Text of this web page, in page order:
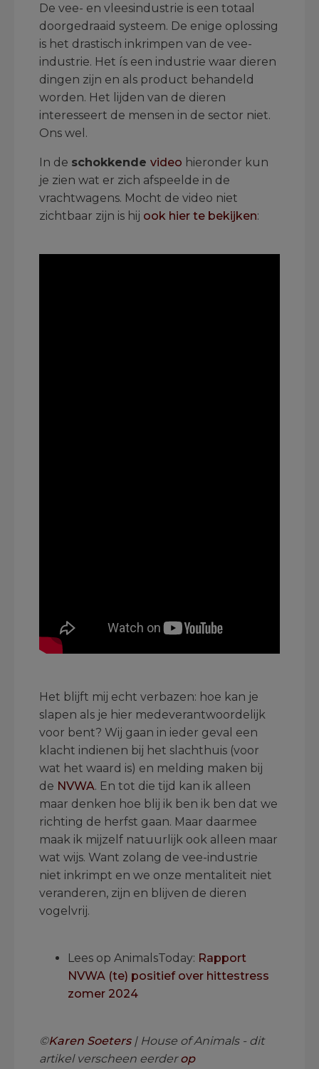
De vee- en vleesindustrie is een totaal
doorgedraaid systeem. De enige oplossing
is het drastisch inkrimpen van de vee-
industrie. Het ís een industrie waar dieren
dingen zijn en als product behandeld
worden. Het lijden van de dieren
interesseert de mensen in de sector niet.
Ons wel.
In de schokkende video hieronder kun
je zien wat er zich afspeelde in de
vrachtwagens. Mocht de video niet
zichtbaar zijn is hij ook hier te bekijken:
Het blijft mij echt verbazen: hoe kan je
slapen als je hier medeverantwoordelijk
voor bent? Wij gaan in ieder geval een
klacht indienen bij het slachthuis (voor
wat het waard is) en melding maken bij
de NVWA. En tot die tijd kan ik alleen
maar denken hoe blij ik ben ik ben dat we
richting de herfst gaan. Maar daarmee
maak ik mijzelf natuurlijk ook alleen maar
wat wijs. Want zolang de vee-industrie
niet inkrimpt en we onze mentaliteit niet
veranderen, zijn en blijven de dieren
vogelvrij.
Lees op AnimalsToday: Rapport
NVWA (te) positief over hittestress
zomer 2024
©Karen Soeters| House of Animals - dit
artikel verscheen eerderop